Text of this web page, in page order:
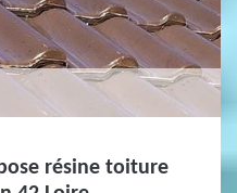
résine toiture